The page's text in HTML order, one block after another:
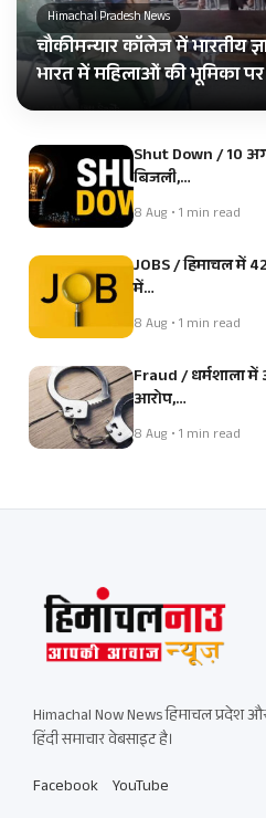
Himachal Pradesh News
चौकीमन्यार कॉलेज में भारतीय
भारत में महिलाओं की भूमिका पर
Shut Down / 10
बिजली,…
8 Aug • 1 min read
JOBS / हिमाचल में
में…
8 Aug • 1 min read
Fraud / धर्मशाला में
आरोप,…
8 Aug • 1 min read
Himachal Now News हिमाचल प्रदेश
हिंदी समाचार वेबसाइट है।
Facebook YouTube